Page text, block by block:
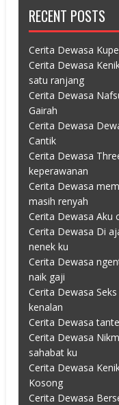
RECENT POSTS
Cerita Dewasa
Cerita Dewasa
satu ranjang
Cerita Dewasa
Gairah
Cerita Dewasa
Cantik
Cerita Dewasa
keperawanan
Cerita Dewasa
masih renyah
Cerita Dewasa Aku
Cerita Dewasa Di
nenek ku
Cerita Dewasa
naik gaji
Cerita Dewasa
kenalan
Cerita Dewasa
Cerita Dewasa
sahabat ku
Cerita Dewasa
Kosong
Cerita Dewasa